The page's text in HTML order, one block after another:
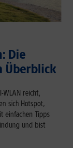
Die
Überblick
WLAN reicht,
sich Hotspot,
einfachen Tipps
und bist